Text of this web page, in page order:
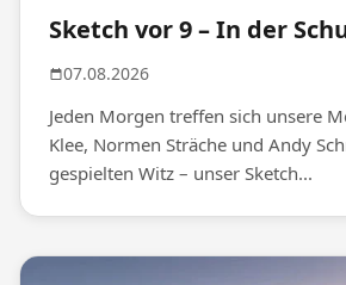
Sketch vor 9 – In der
07.08.2026
Jeden Morgen treffen sich unsere
Klee, Normen Sträche und Andy
gespielten Witz – unser Sketch...